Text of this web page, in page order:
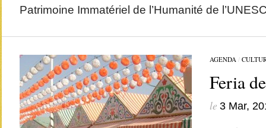
Patrimoine Immatériel de l’Humanité de
AGENDA/
Feria
le 3 Mar,